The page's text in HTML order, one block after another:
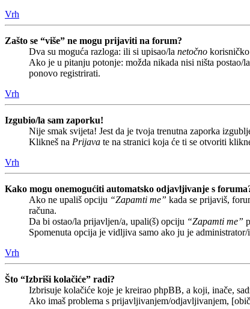
Vrh
Zašto se “više” ne mogu prijaviti na forum?
Dva su moguća razloga: ili si upisao/la netočno
Ako je u pitanju potonje: možda nikada nisi ništa postao/
ponovo registrirati.
Vrh
Izgubio/la sam zaporku!
Nije smak svijeta! Jest da je tvoja trenutna zaporka
Klikneš na Prijava te na stranici koja će ti se otvoriti
Vrh
Kako mogu onemogućiti automatsko odjavljivanje s
Ako ne upališ opciju “Zapamti me” kada se prijaviš,
računa.
Da bi ostao/la prijavljen/a, upali(š) opciju “Zapamti me”
Spomenuta opcija je vidljiva samo ako ju je
Vrh
Što “Izbriši kolačiće” radi?
Izbrisuje kolačiće koje je kreirao phpBB, a koji, inače,
Ako imaš problema s prijavljivanjem/odjavljivanjem,